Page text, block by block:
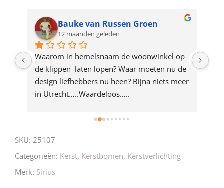
product
Bauke van Russen Groen
12 maanden geleden
Waarom in hemelsnaam de woonwinkel op
de klippen  laten lopen? Waar moeten nu de
design liefhebbers nu heen? Bijna niets meer
in Utrecht…..Waardeloos…..
SKU: 25107
Categorieën: Kerst, Kerstbomen, Kerstverlichting
Merk: Sirius